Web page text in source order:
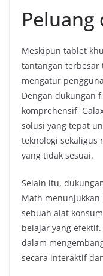
Peluang
Meskipun tablet
tantangan terbesar
mengatur
Dengan dukungan
komprehensif,
solusi yang tepat
teknologi sekaligus
yang tidak sesuai.
Selain itu,
Math
sebuah alat
belajar yang
dalam
secara interaktif